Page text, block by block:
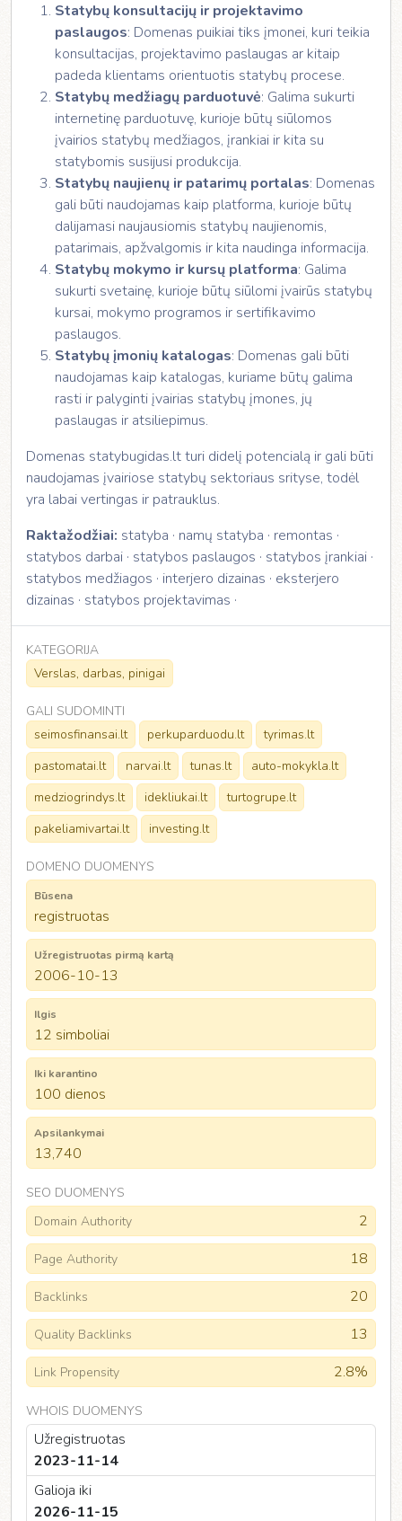
Statybų konsultacijų ir projektavimo
paslaugos: Domenas puikiai tiks įmonei, kuri teikia
konsultacijas, projektavimo paslaugas ar kitaip
padeda klientams orientuotis statybų procese.
Statybų medžiagų parduotuvė: Galima sukurti
internetinę parduotuvę, kurioje būtų siūlomos
įvairios statybų medžiagos, įrankiai ir kita su
statybomis susijusi produkcija.
Statybų naujienų ir patarimų portalas: Domenas
gali būti naudojamas kaip platforma, kurioje būtų
dalijamasi naujausiomis statybų naujienomis,
patarimais, apžvalgomis ir kita naudinga informacija.
Statybų mokymo ir kursų platforma: Galima
sukurti svetainę, kurioje būtų siūlomi įvairūs statybų
kursai, mokymo programos ir sertifikavimo
paslaugos.
Statybų įmonių katalogas: Domenas gali būti
naudojamas kaip katalogas, kuriame būtų galima
rasti ir palyginti įvairias statybų įmones, jų
paslaugas ir atsiliepimus.
Domenas statybugidas.lt turi didelį potencialą ir gali būti
naudojamas įvairiose statybų sektoriaus srityse, todėl
yra labai vertingas ir patrauklus.
Raktažodžiai: statyba · namų statyba · remontas ·
statybos darbai · statybos paslaugos · statybos įrankiai ·
statybos medžiagos · interjero dizainas · eksterjero
dizainas · statybos projektavimas ·
KATEGORIJA
Verslas, darbas, pinigai
GALI SUDOMINTI
seimosfinansai.lt
perkuparduodu.lt
tyrimas.lt
pastomatai.lt
narvai.lt tunas.lt
auto-mokykla.lt
medziogrindys.lt
idekliukai.lt
turtogrupe.lt
pakeliamivartai.lt
investing.lt
DOMENO DUOMENYS
Būsena
registruotas
Užregistruotas pirmą kartą
2006-10-13
Ilgis
12 simboliai
Iki karantino
100 dienos
Apsilankymai
13,740
SEO DUOMENYS
Domain Authority
2
Page Authority 18
Backlinks 20
Quality Backlinks 13
Link Propensity 2.8%
WHOIS DUOMENYS
Užregistruotas
2023-11-14
Galioja iki
2026-11-15